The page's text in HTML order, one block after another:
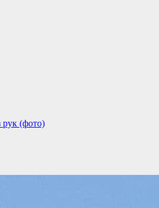
рук (фото)